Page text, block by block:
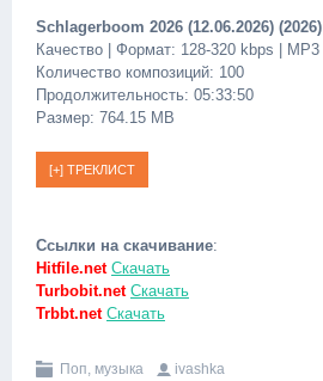
Schlagerboom 2026 (12.06.2026) (2026)
Качество | Формат: 128-320 kbps | MP3
Количество композиций: 100
Продолжительность: 05:33:50
Размер: 764.15 MB
Ссылки на скачивание:
Hitfile.net Скачать
Turbobit.net Скачать
Trbbt.net Скачать
Поп, музыка
ivashka